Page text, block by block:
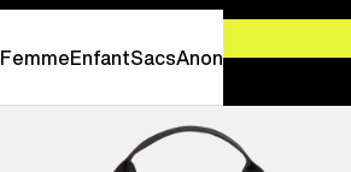
FemmeEnfantSacsAnon